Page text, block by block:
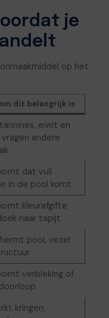
je
op het
dit belangrijk is
eiwit en
vragen andere
dat vuil
in de pool komt
kleurafgifte
naar tapijt
pool, vezel
verbleking of
kringen,